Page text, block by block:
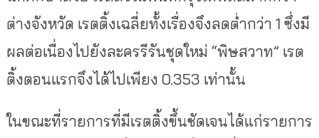
ต่างจังหวัด เรตติ้งเฉลี่ยทั้งเรื่องจึงลดต่ำกว่า 1 ซึ่งมี
ผลต่อเนื่องไปยังละครรีรันชุดใหม่ “พิษสวาท” เรต
ติ้งตอนแรกจึงได้ไปเพียง 0.353 เท่านั้น
ในขณะที่รายการที่มีเรตติ้งขึ้นชัดเจนได้แก่รายการ